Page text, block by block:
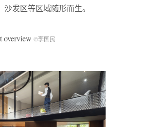
发区等区域随形而生。
©李国民